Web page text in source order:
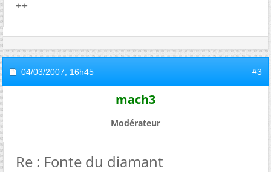
++
04/03/2007, 16h45 #3
mach3
Modérateur
Re : Fonte du diamant